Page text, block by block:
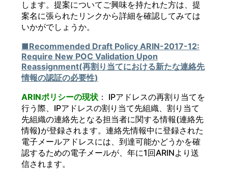
します。提案についてご興味を持たれた方は、提
案名に張られたリンクから詳細を確認してみては
いかがでしょうか。
■Recommended Draft Policy ARIN-2017-12:
Require New POC Validation Upon
Reassignment(再割り当てにおける新たな連絡先
情報の認証の必要性)
ARINポリシーの現状 ： IPアドレスの再割り当てを
行う際、IPアドレスの割り当て先組織、割り当て
先組織の連絡先となる担当者に関する情報(連絡先
情報)が登録されます。連絡先情報中に登録された
電子メールアドレスには、到達可能かどうかを確
認するための電子メールが、年に1回ARINより送
信されます。